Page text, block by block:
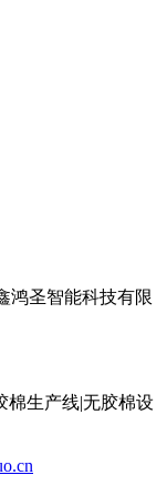
鸿圣智能科技有限
棉生产线|无胶棉设